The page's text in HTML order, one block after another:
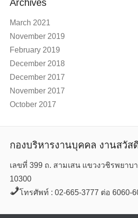
Archives
March 2021
November 2019
February 2019
December 2018
December 2017
November 2017
October 2017
กองบริหารงานบุคคล งานสวัส
เลขที่ 399 ถ. สามเสน แขวงวชิรพยาบ
10300
โทรศัพท์ : 02-665-3777 ต่อ 6060-